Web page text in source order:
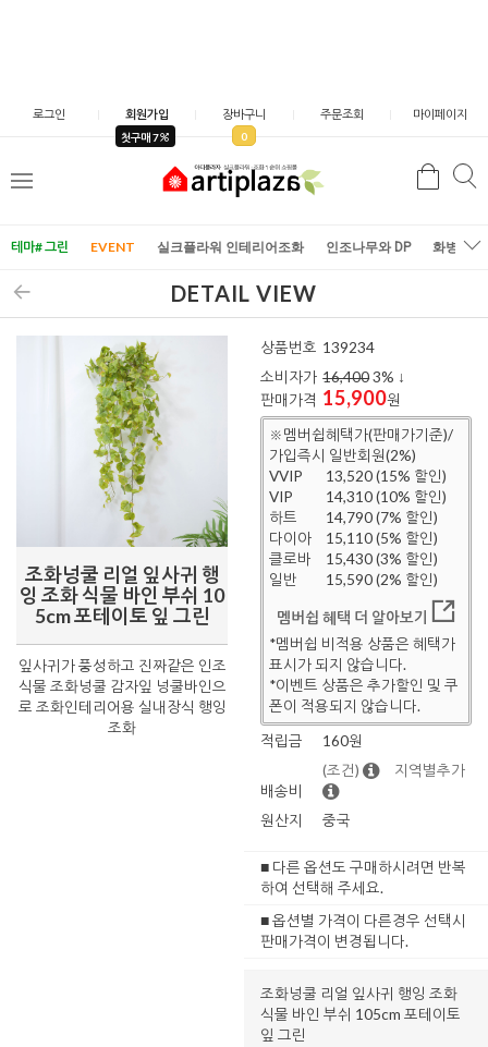
로그인 회원가입
첫구매 7
장바구니
0
주문조회 마이페이지
메
검
테마# 그린 EVENT 실크플라워 인테리어조화 인조나무와 DP 화병/화
DETAIL VIEW
조화넝쿨 리얼 잎사귀 행
잉 조화 식물 바인 부쉬 10
5cm 포테이토 잎 그린
잎사귀가 풍성하고 진짜같은 인조
식물 조화넝쿨 감자잎 넝쿨바인으
로 조화인테리어용 실내장식 행잉
조화
상품번호 139234
소비자가 16,4003% ↓
판매가격 15,900원
※멤버쉽혜택가(판매가기준)/
가입즉시 일반회원(2%)
VVIP
13,520 (15% 할인)
VIP
14,310 (10% 할인)
하트
14,790 (7% 할인)
다이아
15,110 (5% 할인)
클로바
15,430 (3% 할인)
일반
15,590 (2% 할인)
멤버쉽 혜택 더 알아보기
*멤버쉽 비적용 상품은 혜택가
표시가 되지 않습니다.
*이벤트 상품은 추가할인 및 쿠
폰이 적용되지 않습니다.
적립금
160원
배송비
(조건) 지역별추가
원산지 중국
■ 다른 옵션도 구매하시려면 반복
하여 선택해 주세요.
■ 옵션별 가격이 다른경우 선택시
판매가격이 변경됩니다.
조화넝쿨 리얼 잎사귀 행잉 조화
식물 바인 부쉬 105cm 포테이토
잎 그린